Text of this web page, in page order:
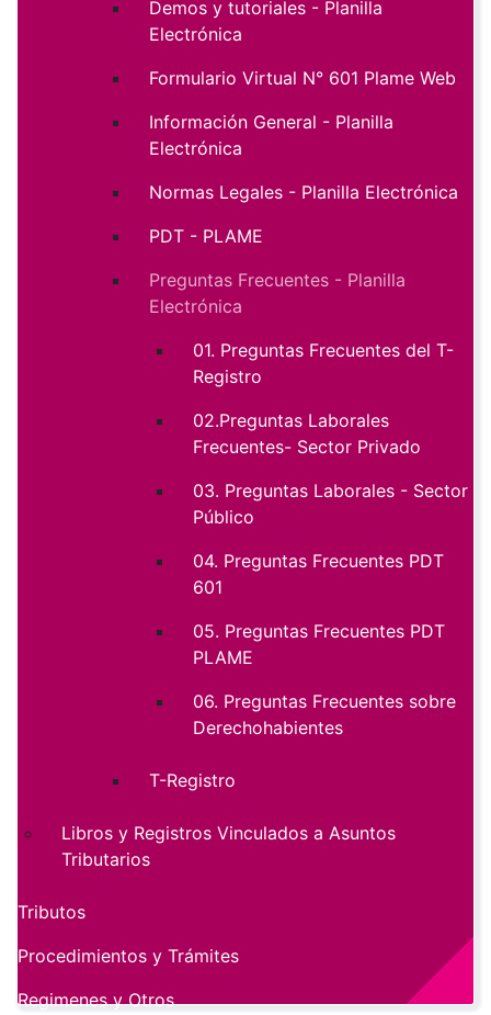
Demos y tutoriales - Planilla
Electrónica
Formulario Virtual N° 601 Plame Web
Información General - Planilla
Electrónica
Normas Legales - Planilla Electrónica
PDT - PLAME
Preguntas Frecuentes - Planilla
Electrónica
01. Preguntas Frecuentes del T-
Registro
02.Preguntas Laborales
Frecuentes- Sector Privado
03. Preguntas Laborales - Sector
Público
04. Preguntas Frecuentes PDT
601
05. Preguntas Frecuentes PDT
PLAME
06. Preguntas Frecuentes sobre
Derechohabientes
T-Registro
Libros y Registros Vinculados a Asuntos
Tributarios
Tributos
Procedimientos y Trámites
Regimenes y Otros